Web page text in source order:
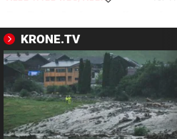
Begräbnis erhalten
NACH „KRONE“-BERICHT vor 49
ORF beruhigt: „Meiste mehr
einen Empfangsweg“
DEUTLICHE WORTE vor
KRONE.TV